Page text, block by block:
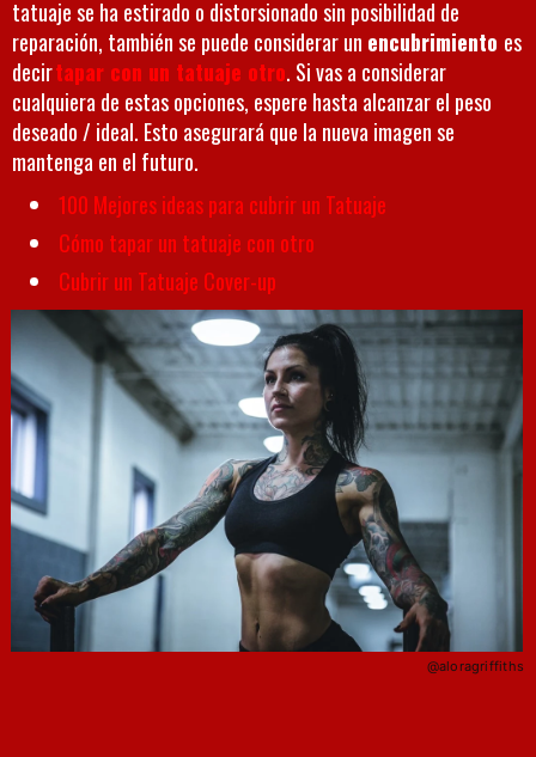
tatuaje se ha estirado o distorsionado sin posibilidad de
reparación, también se puede considerar un encubrimiento es
decirtapar con un tatuaje otro. Si vas a considerar
cualquiera de estas opciones, espere hasta alcanzar el peso
deseado / ideal. Esto asegurará que la nueva imagen se
mantenga en el futuro.
100 Mejores ideas para cubrir un Tatuaje
Cómo tapar un tatuaje con otro
Cubrir un Tatuaje Cover-up
@aloragriffiths